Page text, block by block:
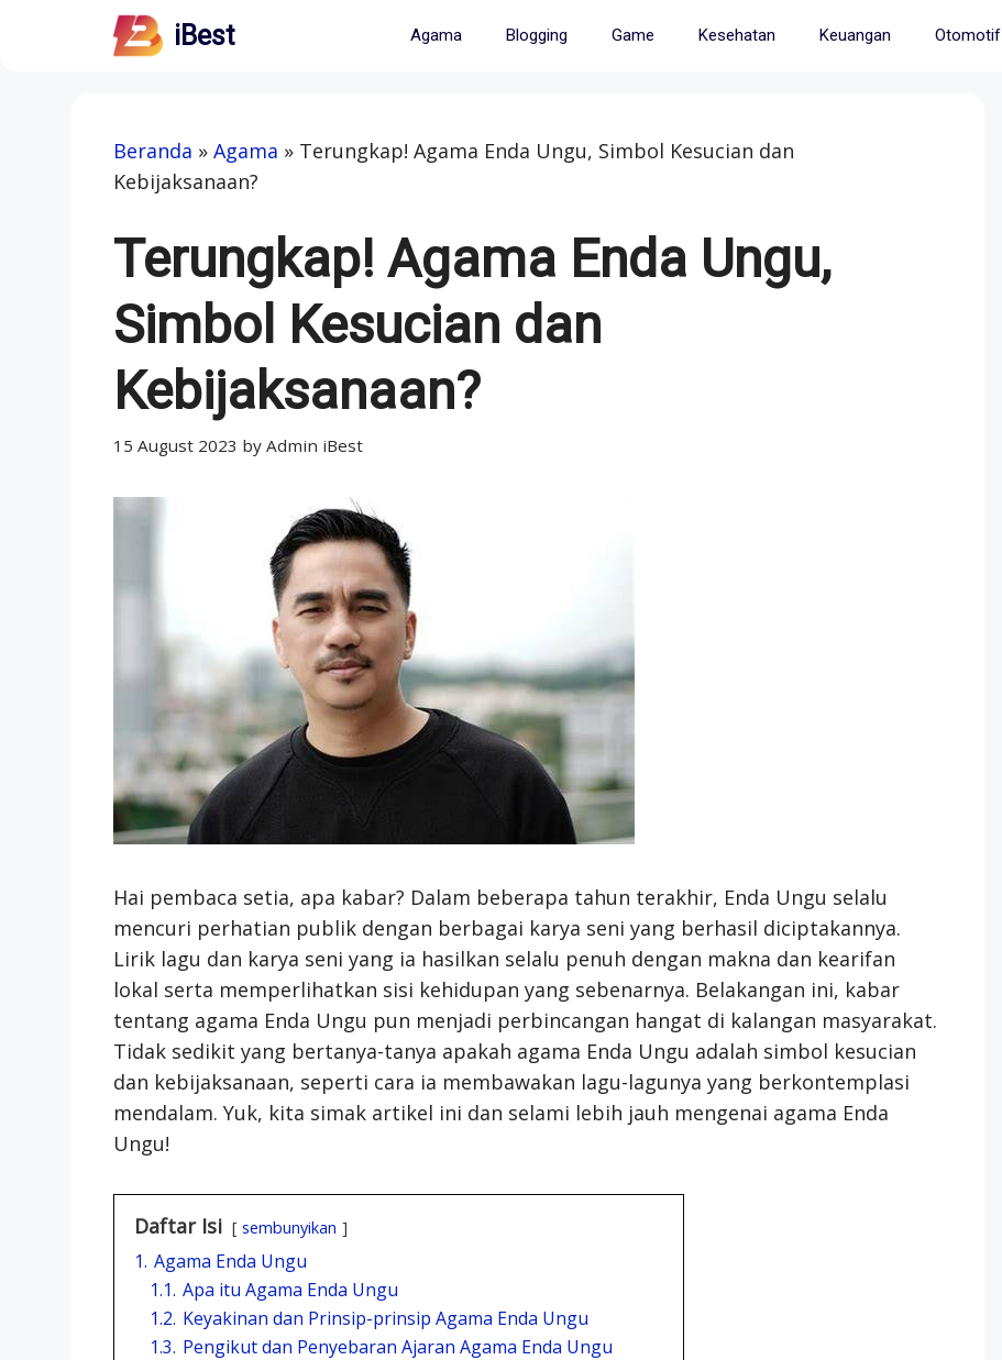
iBest Agama Blogging Game Kesehatan Keuangan Otomotif
Beranda » Agama » Terungkap! Agama Enda Ungu, Simbol Kesucian dan
Kebijaksanaan?
Terungkap! Agama Enda Ungu,
Simbol Kesucian dan
Kebijaksanaan?
15 August 2023 by Admin iBest
Hai pembaca setia, apa kabar? Dalam beberapa tahun terakhir, Enda Ungu selalu
mencuri perhatian publik dengan berbagai karya seni yang berhasil diciptakannya.
Lirik lagu dan karya seni yang ia hasilkan selalu penuh dengan makna dan kearifan
lokal serta memperlihatkan sisi kehidupan yang sebenarnya. Belakangan ini, kabar
tentang agama Enda Ungu pun menjadi perbincangan hangat di kalangan masyarakat.
Tidak sedikit yang bertanya-tanya apakah agama Enda Ungu adalah simbol kesucian
dan kebijaksanaan, seperti cara ia membawakan lagu-lagunya yang berkontemplasi
mendalam. Yuk, kita simak artikel ini dan selami lebih jauh mengenai agama Enda
Ungu!
Daftar Isi sembunyikan
1. Agama Enda Ungu
1.1. Apa itu Agama Enda Ungu
1.2. Keyakinan dan Prinsip-prinsip Agama Enda Ungu
1.3. Pengikut dan Penyebaran Ajaran Agama Enda Ungu